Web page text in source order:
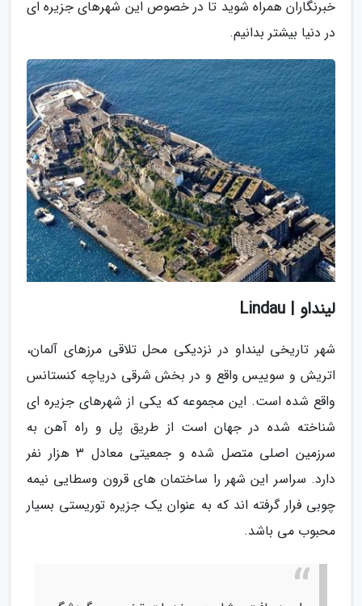
خبرنگاران همراه شوید تا در خصوص این شهرهای جزیره ای
در دنیا بیشتر بدانیم.
لینداو | Lindau
شهر تاریخی لینداو در نزدیکی محل تلاقی مرزهای آلمان،
اتریش و سوییس واقع و در بخش شرقی دریاچه کنستانس
واقع شده است. این مجموعه که یکی از شهرهای جزیره ای
شناخته شده در جهان است از طریق پل و راه آهن به
سرزمین اصلی متصل شده و جمعیتی معادل 3 هزار نفر
دارد. سراسر این شهر را ساختمان های قرون وسطایی نیمه
چوبی فرار گرفته اند که به عنوان یک جزیره توریستی بسیار
محبوب می باشد.